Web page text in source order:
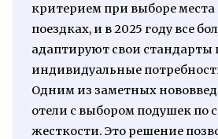
критерием при выборе
поездках, и в 2025 году все
адаптируют свои стандарты
индивидуальные
Одним из заметных
отели с выбором подушек по
жесткости. Это решение